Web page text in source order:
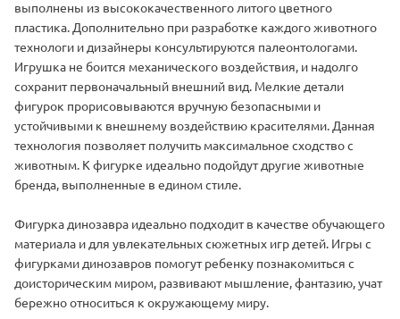
выполнены из высококачественного литого цветного
пластика. Дополнительно при разработке каждого животного
технологи и дизайнеры консультируются палеонтологами.
Игрушка не боится механического воздействия, и надолго
сохранит первоначальный внешний вид. Мелкие детали
фигурок прорисовываются вручную безопасными и
устойчивыми к внешнему воздействию красителями. Данная
технология позволяет получить максимальное сходство с
животным. К фигурке идеально подойдут другие животные
бренда, выполненные в едином стиле.
Фигурка динозавра идеально подходит в качестве обучающего
материала и для увлекательных сюжетных игр детей. Игры с
фигурками динозавров помогут ребенку познакомиться с
доисторическим миром, развивают мышление, фантазию, учат
бережно относиться к окружающему миру.